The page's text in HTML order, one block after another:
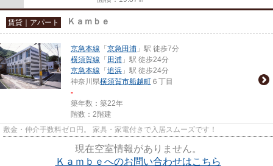
賃貸｜アパート Ｋａｍｂｅ
京急本線 「 京急田浦 」駅 徒歩7分
横須賀線 「 田浦 」駅 徒歩24分
京急本線 「 追浜 」駅 徒歩24分
神奈川県横須賀市船越町 ６丁目
-
築年数：築22年
階数：2階建
敷金・仲介手数料ゼロ円。 家具・家電付きで入居スムーズです！
現在空室情報がありません。
Ｋａｍｂｅへのお問い合わせはこちら